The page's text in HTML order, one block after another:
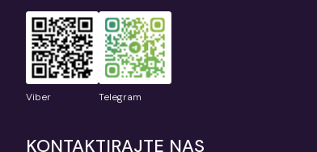
Viber Telegram
KONTAKTIRAJTE NAS